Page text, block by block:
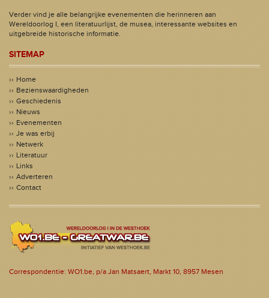
Verder vind je alle belangrijke evenementen die herinneren aan
Wereldoorlog I, een literatuurlijst, de musea, interessante websites en
uitgebreide historische informatie.
SITEMAP
Home
Bezienswaardigheden
Geschiedenis
Nieuws
Evenementen
Je was erbij
Netwerk
Literatuur
Links
Adverteren
Contact
Correspondentie: WO1.be, p/a Jan Matsaert, Markt 10, 8957 Mesen